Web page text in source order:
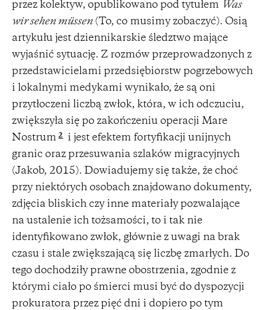
przez kolektyw, opublikowano pod tytułem
Was
wir sehen müssen (To, co musimy zobaczyć). Osią
artykułu jest dziennikarskie śledztwo mające
wyjaśnić sytuację. Z rozmów przeprowadzonych z
przedstawicielami przedsiębiorstw pogrzebowych
i lokalnymi medykami wynikało, że są oni
przytłoczeni liczbą zwłok, która, w ich odczuciu,
zwiększyła się po zakończeniu operacji Mare
Nostrum 2
i jest efektem fortyfikacji unijnych
granic oraz przesuwania szlaków migracyjnych
(Jakob, 2015). Dowiadujemy się także, że choć
przy niektórych osobach znajdowano dokumenty,
zdjęcia bliskich czy inne materiały pozwalające
na ustalenie ich tożsamości, to i tak nie
identyfikowano zwłok, głównie z uwagi na brak
czasu i stale zwiększającą się liczbę zmarłych. Do
tego dochodziły prawne obostrzenia, zgodnie z
którymi ciało po śmierci musi być do dyspozycji
prokuratora przez pięć dni i dopiero po tym